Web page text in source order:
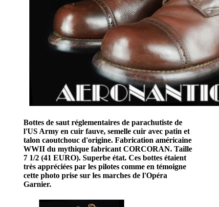
Bottes de saut réglementaires de parachutiste de
l'US Army en cuir fauve, semelle cuir avec patin et
talon caoutchouc d'origine. Fabrication américaine
WWII du mythique fabricant CORCORAN. Taille
7 1/2 (41 EURO). Superbe état. Ces bottes étaient
très appréciées par les pilotes comme en témoigne
cette photo prise sur les marches de l'Opéra
Garnier.